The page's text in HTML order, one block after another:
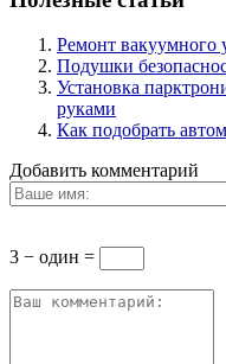
Ремонт вакуумного
Подушки
Установка
руками
Как подобрать
Добавить комментарий
3 − один =